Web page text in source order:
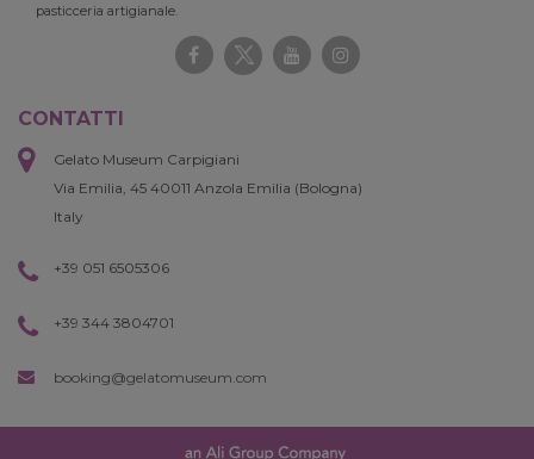
pasticceria artigianale.
CONTATTI
Gelato Museum Carpigiani
Via Emilia, 45 40011 Anzola Emilia (Bologna)
Italy
+39 051 6505306
+39 344 3804701
booking@gelatomuseum.com